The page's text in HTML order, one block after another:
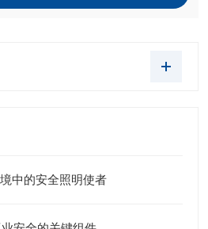
中的安全照明使者